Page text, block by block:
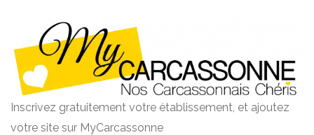
Inscrivez gratuitement votre établissement, et ajoutez
votre site sur MyCarcassonne